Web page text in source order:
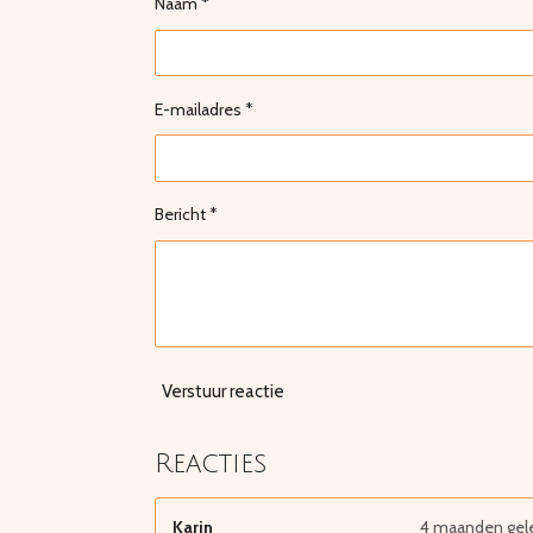
E-mailadres *
Bericht *
Verstuur reactie
Reacties
Karin 4 maanden